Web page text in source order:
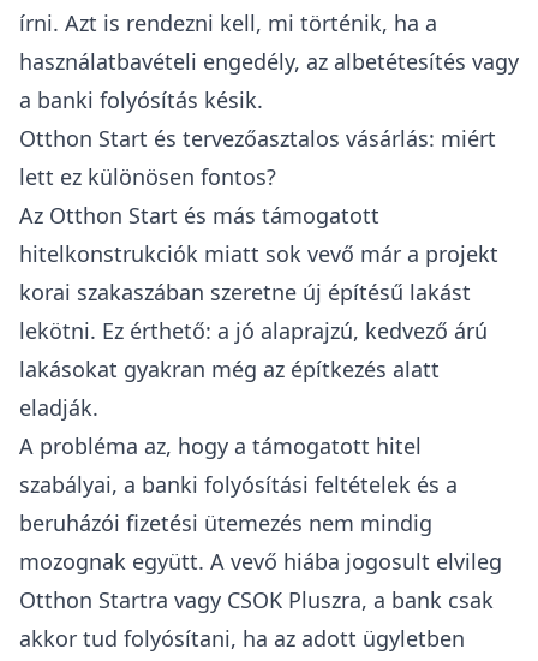
írni. Azt is rendezni kell, mi történik, ha a
használatbavételi engedély, az albetétesítés vagy
a banki folyósítás késik.
Otthon Start és tervezőasztalos vásárlás: miért
lett ez különösen fontos?
Az Otthon Start és más támogatott
hitelkonstrukciók miatt sok vevő már a projekt
korai szakaszában szeretne új építésű lakást
lekötni. Ez érthető: a jó alaprajzú, kedvező árú
lakásokat gyakran még az építkezés alatt
eladják.
A probléma az, hogy a támogatott hitel
szabályai, a banki folyósítási feltételek és a
beruházói fizetési ütemezés nem mindig
mozognak együtt. A vevő hiába jogosult elvileg
Otthon Startra vagy CSOK Pluszra, a bank csak
akkor tud folyósítani, ha az adott ügyletben